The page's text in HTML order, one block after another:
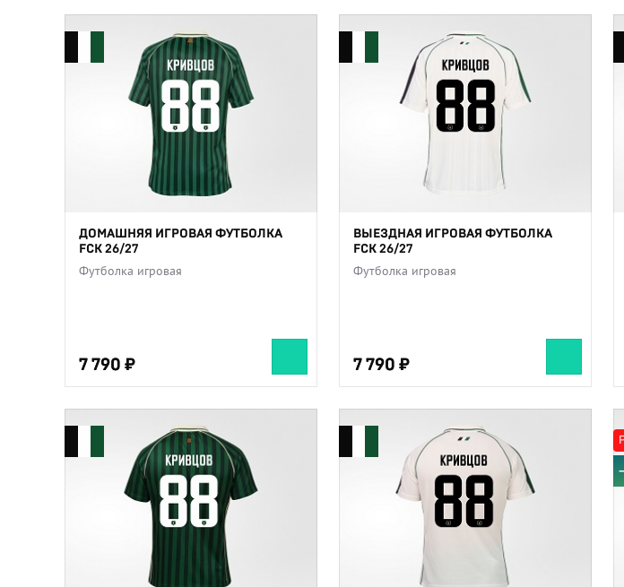
ДОМАШНЯЯ ИГРОВАЯ ФУТБОЛКА
FCK 26/27
Футболка игровая
7 790
7 790
ВЫЕЗДНАЯ ИГРОВАЯ ФУТБОЛКА
FCK 26/27
Футболка игровая
7 790
7 790